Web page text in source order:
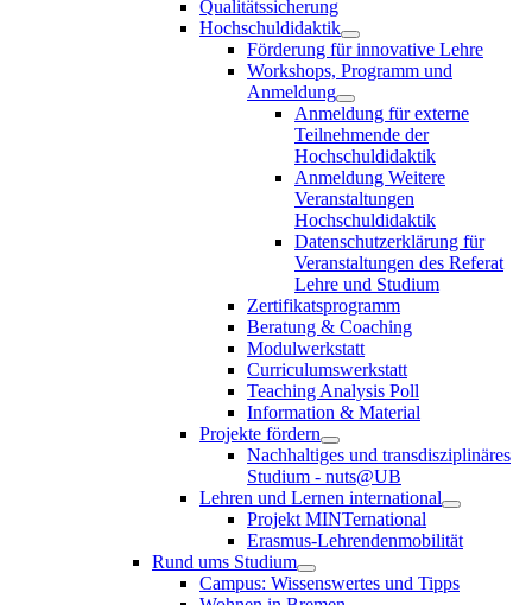
Qualitätssicherung
Hochschuldidaktik
Förderung für innovative Lehre
Workshops, Programm und
Anmeldung
Anmeldung für externe
Teilnehmende der
Hochschuldidaktik
Anmeldung Weitere
Veranstaltungen
Hochschuldidaktik
Datenschutzerklärung für
Veranstaltungen des Referat
Lehre und Studium
Zertifikatsprogramm
Beratung & Coaching
Modulwerkstatt
Curriculumswerkstatt
Teaching Analysis Poll
Information & Material
Projekte fördern
Nachhaltiges und transdisziplinäres
Studium - nuts@UB
Lehren und Lernen international
Projekt MINTernational
Erasmus-Lehrendenmobilität
Rund ums Studium
Campus: Wissenswertes und Tipps